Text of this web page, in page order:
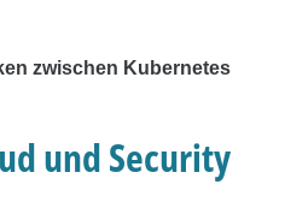
zwischen Kubernetes
und Security